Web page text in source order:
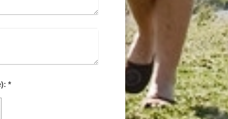
Captcha (Spam-Schutz-Code): *